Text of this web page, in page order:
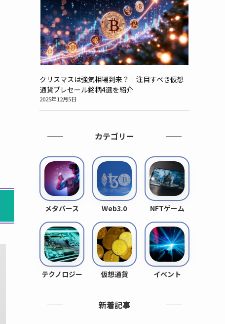
クリスマスは強気相場到来？｜注目すべき仮想
通貨プレセール銘柄4選を紹介
2025年12月5日
カテゴリー
メタバース Web3.0 NFTゲーム
テクノロジー 仮想通貨 イベント
新着記事